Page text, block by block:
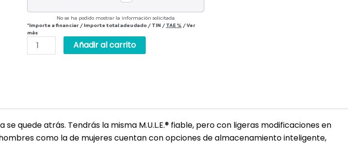
No se ha podido mostrar la información solicitada
*Importe a financiar / Importe total adeudado / TIN / TAE % /Ver
más
Añadir al carrito
quede atrás. Tendrás la misma M.U.L.E.® fiable, pero con ligeras modificaciones en
como la de mujeres cuentan con opciones de almacenamiento inteligente,